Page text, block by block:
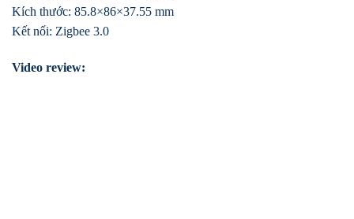
Kích thước: 85.8×86×37.55 mm
Kết nối: Zigbee 3.0
Video review: